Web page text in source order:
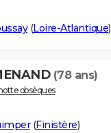
(Loire-Atlantique)
(78 ans)
obsèques
(Finistère)